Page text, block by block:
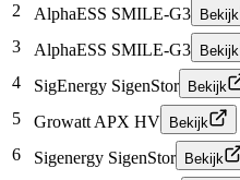
2
AlphaESS SMILE-G3 Bekijk
3
AlphaESS SMILE-G3 Bekijk
4
SigEnergy SigenStor Bekijk
5
Growatt APX HV Bekijk
6
Sigenergy SigenStor Bekijk